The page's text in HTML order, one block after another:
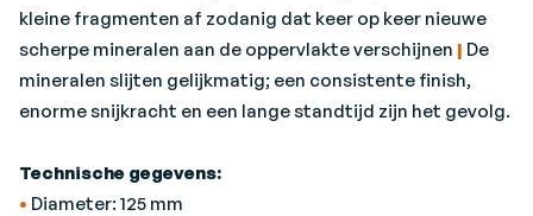
kleine fragmenten af zodanig dat keer op keer nieuwe
scherpe mineralen aan de oppervlakte verschijnen | De
mineralen slijten gelijkmatig; een consistente finish,
enorme snijkracht en een lange standtijd zijn het gevolg.
Technische gegevens:
• Diameter: 125 mm